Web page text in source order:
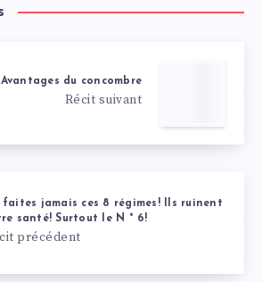
Avantages du concombre
Récit suivant
faites jamais ces 8 régimes! Ils ruinent
santé! Surtout le N ° 6!
précédent